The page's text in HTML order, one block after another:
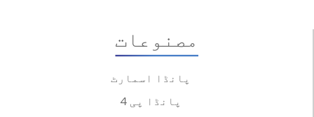
مصنوعات
پانڈا اسمارٹ
پانڈا پی 4